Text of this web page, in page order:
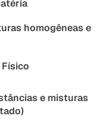
homogêneas e
e misturas